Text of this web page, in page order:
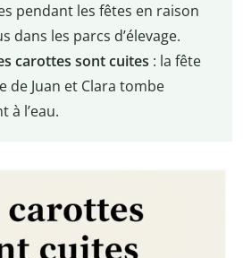
pendant les fêtes en raison
dans les parcs d’élevage.
carottes sont cuites : la fête
de Juan et Clara tombe
à l’eau.